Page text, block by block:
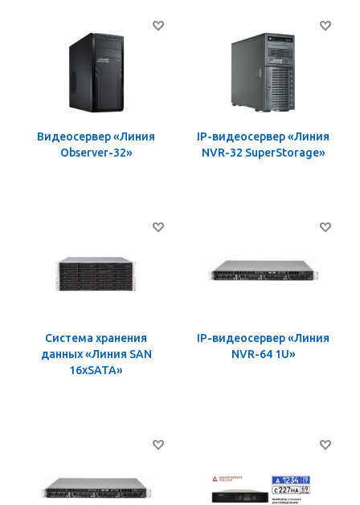
Видеосервер «Линия
Observer-32»
IP-видеосервер «Линия
NVR-32 SuperStorage»
Система хранения
данных «Линия SAN
16хSATA»
IP-видеосервер «Линия
NVR-64 1U»